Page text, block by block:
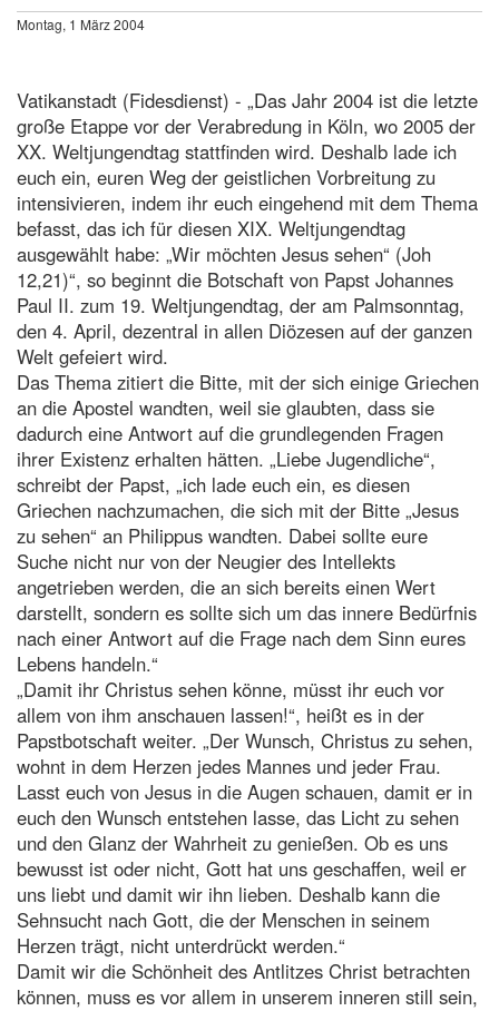
Montag, 1 März 2004
Vatikanstadt (Fidesdienst) - „Das Jahr 2004 ist die letzte
große Etappe vor der Verabredung in Köln, wo 2005 der
XX. Weltjungendtag stattfinden wird. Deshalb lade ich
euch ein, euren Weg der geistlichen Vorbreitung zu
intensivieren, indem ihr euch eingehend mit dem Thema
befasst, das ich für diesen XIX. Weltjungendtag
ausgewählt habe: „Wir möchten Jesus sehen“ (Joh
12,21)“, so beginnt die Botschaft von Papst Johannes
Paul II. zum 19. Weltjungendtag, der am Palmsonntag,
den 4. April, dezentral in allen Diözesen auf der ganzen
Welt gefeiert wird.
Das Thema zitiert die Bitte, mit der sich einige Griechen
an die Apostel wandten, weil sie glaubten, dass sie
dadurch eine Antwort auf die grundlegenden Fragen
ihrer Existenz erhalten hätten. „Liebe Jugendliche“,
schreibt der Papst, „ich lade euch ein, es diesen
Griechen nachzumachen, die sich mit der Bitte „Jesus
zu sehen“ an Philippus wandten. Dabei sollte eure
Suche nicht nur von der Neugier des Intellekts
angetrieben werden, die an sich bereits einen Wert
darstellt, sondern es sollte sich um das innere Bedürfnis
nach einer Antwort auf die Frage nach dem Sinn eures
Lebens handeln.“
„Damit ihr Christus sehen könne, müsst ihr euch vor
allem von ihm anschauen lassen!“, heißt es in der
Papstbotschaft weiter. „Der Wunsch, Christus zu sehen,
wohnt in dem Herzen jedes Mannes und jeder Frau.
Lasst euch von Jesus in die Augen schauen, damit er in
euch den Wunsch entstehen lasse, das Licht zu sehen
und den Glanz der Wahrheit zu genießen. Ob es uns
bewusst ist oder nicht, Gott hat uns geschaffen, weil er
uns liebt und damit wir ihn lieben. Deshalb kann die
Sehnsucht nach Gott, die der Menschen in seinem
Herzen trägt, nicht unterdrückt werden.“
Damit wir die Schönheit des Antlitzes Christ betrachten
können, muss es vor allem in unserem inneren still sein,